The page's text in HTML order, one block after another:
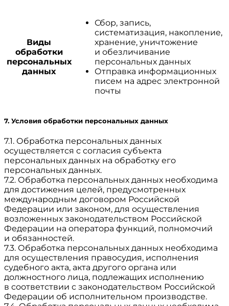
Виды
обработки
персональных
данных
Сбор, запись,
систематизация, накопление,
хранение, уничтожение
и обезличивание
персональных данных
Отправка информационных
писем на адрес электронной
почты
7. Условия обработки персональных данных
7.1. Обработка персональных данных
осуществляется с согласия субъекта
персональных данных на обработку его
персональных данных.
7.2. Обработка персональных данных необходима
для достижения целей, предусмотренных
международным договором Российской
Федерации или законом, для осуществления
возложенных законодательством Российской
Федерации на оператора функций, полномочий
и обязанностей.
7.3. Обработка персональных данных необходима
для осуществления правосудия, исполнения
судебного акта, акта другого органа или
должностного лица, подлежащих исполнению
в соответствии с законодательством Российской
Федерации об исполнительном производстве.